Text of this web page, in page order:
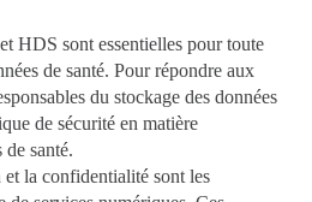
HDS sont essentielles pour toute
de santé. Pour répondre aux
du stockage des données
de sécurité en matière
de santé.
la confidentialité sont les